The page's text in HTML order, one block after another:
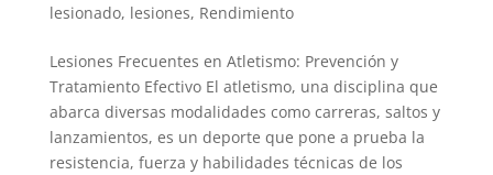
lesionado, lesiones, Rendimiento
Lesiones Frecuentes en Atletismo: Prevención y
Tratamiento Efectivo El atletismo, una disciplina que
abarca diversas modalidades como carreras, saltos y
lanzamientos, es un deporte que pone a prueba la
resistencia, fuerza y habilidades técnicas de los